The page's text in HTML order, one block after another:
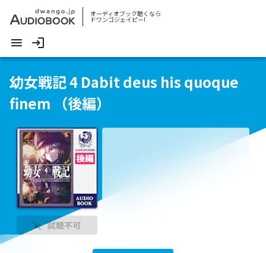
オーディオブック聴くなら
ドワンゴジェイピー!
幼女戦記 4 Dabit deus his quoque
finem （後編）
試聴不可